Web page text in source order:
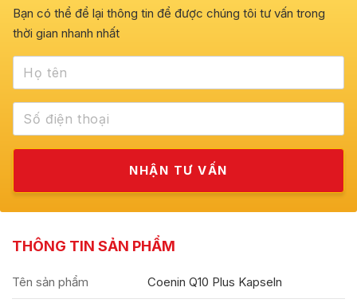
Bạn có thể để lại thông tin để được chúng tôi tư vấn trong
thời gian nhanh nhất
THÔNG TIN SẢN PHẨM
Tên sản phẩm Coenin Q10 Plus Kapseln